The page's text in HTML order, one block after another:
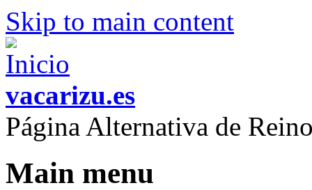
Skip to main content
vacarizu.es
Página Alternativa de
Main menu